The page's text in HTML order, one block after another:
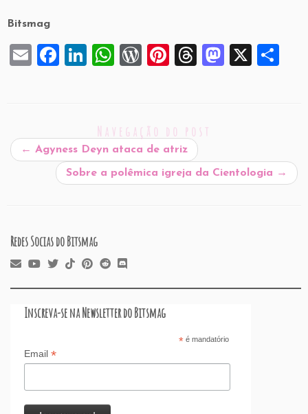
Bitsmag
E
F
b
o
o
Li
e
dI
n
W
A
p
p
W
P
re
ss
Pi
t
T
d
s
M
o
n
X
Navegação do post
← Agyness Deyn ataca de atriz
Sobre a polêmica igreja da Cientologia →
Redes Socias do Bitsmag
Inscreva-se na Newsletter do Bitsmag
*é mandatório
Email *